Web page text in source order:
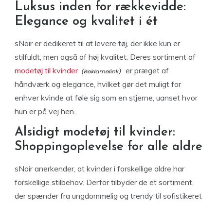
Luksus inden for rækkevidde:
Elegance og kvalitet i ét
sNoir er dedikeret til at levere tøj, der ikke kun er
stilfuldt, men også af høj kvalitet. Deres sortiment af
modetøj til kvinder
er præget af
håndværk og elegance, hvilket gør det muligt for
enhver kvinde at føle sig som en stjerne, uanset hvor
hun er på vej hen.
Alsidigt modetøj til kvinder:
Shoppingoplevelse for alle aldre
sNoir anerkender, at kvinder i forskellige aldre har
forskellige stilbehov. Derfor tilbyder de et sortiment,
der spænder fra ungdommelig og trendy til sofistikeret